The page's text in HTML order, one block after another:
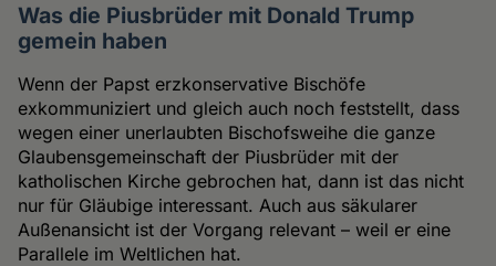
Was die Piusbrüder mit Donald Trump
gemein haben
Wenn der Papst erzkonservative Bischöfe
exkommuniziert und gleich auch noch feststellt, dass
wegen einer unerlaubten Bischofsweihe die ganze
Glaubensgemeinschaft der Piusbrüder mit der
katholischen Kirche gebrochen hat, dann ist das nicht
nur für Gläubige interessant. Auch aus säkularer
Außenansicht ist der Vorgang relevant – weil er eine
Parallele im Weltlichen hat.